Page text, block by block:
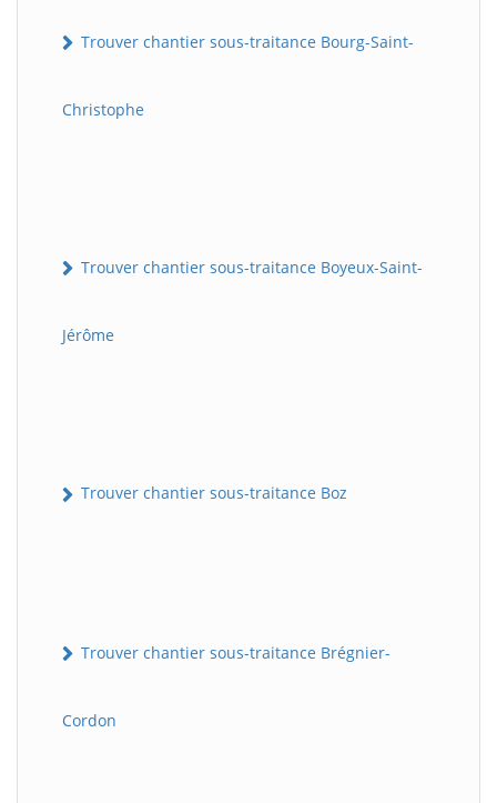
Trouver chantier sous-traitance Bourg-Saint-
Christophe
Trouver chantier sous-traitance Boyeux-Saint-
Jérôme
Trouver chantier sous-traitance Boz
Trouver chantier sous-traitance Brégnier-
Cordon